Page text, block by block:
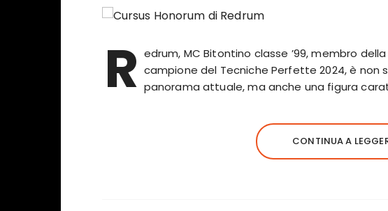
R edrum, MC Bitontino classe ’99, membro
campione del Tecniche Perfette 2024, è non
panorama attuale, ma anche una figura
CONTINUA A